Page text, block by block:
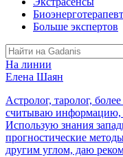
Больше экспертов
На линии
Елена Шаян
Астролог, таролог,
считываю информацию,
Использую знания
прогностические
другим углом, даю